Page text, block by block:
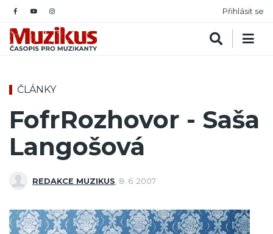
Přihlásit se
ČLÁNKY
FofrRozhovor - Saša
Langošová
REDAKCE MUZIKUS 8. 6. 2007